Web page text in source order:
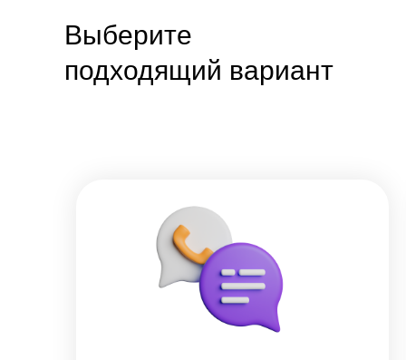
Выберите
подходящий вариант